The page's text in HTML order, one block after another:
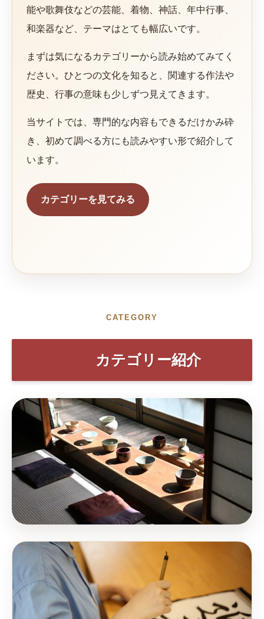
能や歌舞伎などの芸能、着物、神話、年中行事、
和楽器など、テーマはとても幅広いです。
まずは気になるカテゴリーから読み始めてみてく
ださい。ひとつの文化を知ると、関連する作法や
歴史、行事の意味も少しずつ見えてきます。
当サイトでは、専門的な内容もできるだけかみ砕
き、初めて調べる方にも読みやすい形で紹介して
います。
カテゴリーを見てみる
CATEGORY
カテゴリー紹介